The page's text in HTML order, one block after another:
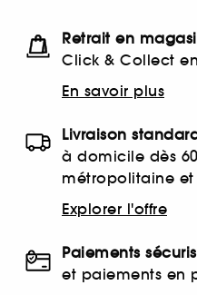
Retrait en
Click & Collect
En savoir plus
Livraison
à domicile dès
métropolitaine
Explorer l'offre
Paiements
et paiements en